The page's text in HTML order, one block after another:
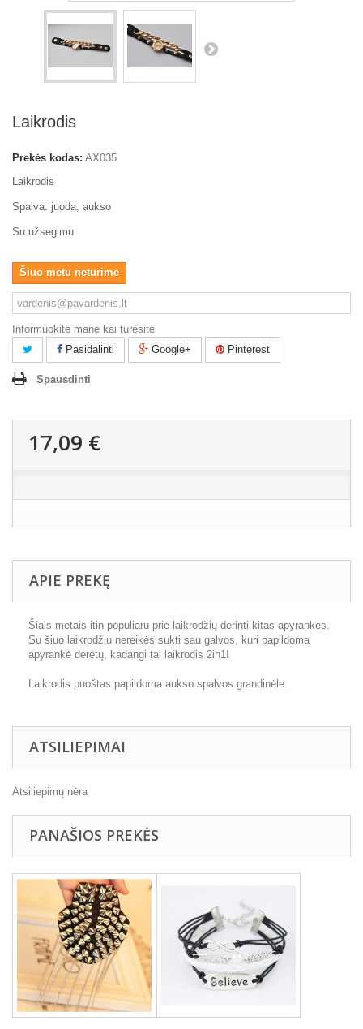
Laikrodis
Prekės kodas: AX035
Laikrodis
Spalva: juoda, aukso
Su užsegimu
Šiuo metu neturime
Informuokite mane kai turėsite
Pasidalinti
Google+ Pinterest
Spausdinti
17,09 €
APIE PREKĘ
Šiais metais itin populiaru prie laikrodžių derinti kitas apyrankes.
Su šiuo laikrodžiu nereikės sukti sau galvos, kuri papildoma
apyrankė derėtų, kadangi tai laikrodis 2in1!
Laikrodis puoštas papildoma aukso spalvos grandinėle.
ATSILIEPIMAI
Atsiliepimų nėra
PANAŠIOS PREKĖS